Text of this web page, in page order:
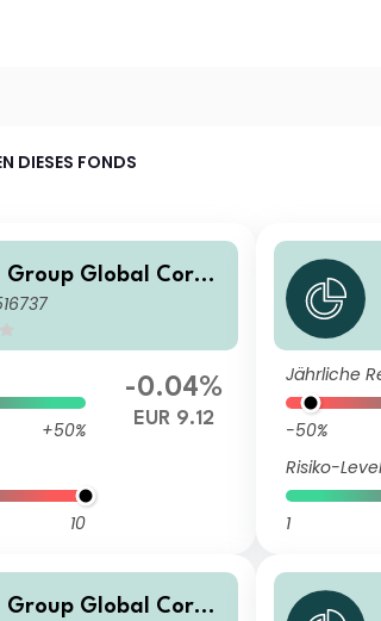
DIESES FONDS
Global Corpo
Fund (LUX) ZLd
+50%
10
-0.04%
EUR 9.12
Jährliche
-50%
Risiko-
1
Global Corpo